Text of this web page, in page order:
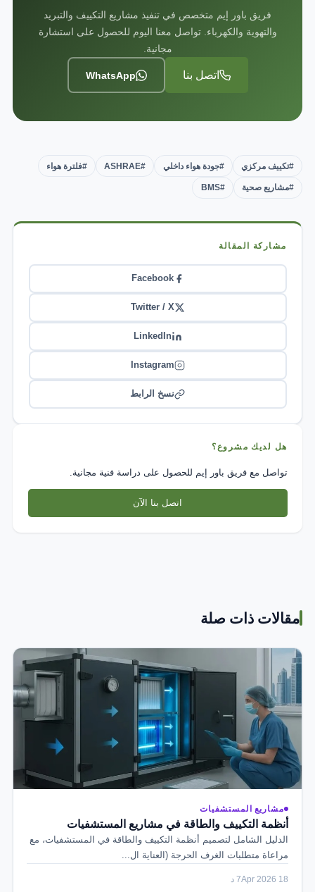
فريق باور إيم متخصص في تنفيذ مشاريع التكييف والتبريد
والتهوية والكهرباء. تواصل معنا اليوم للحصول على استشارة
مجانية.
اتصل بنا WhatsApp
#تكييف مركزي #جودة هواء داخلي #ASHRAE #فلترة هواء
#مشاريع صحية #BMS
مشاركة المقالة
Facebook
Twitter / X
LinkedIn
Instagram
نسخ الرابط
هل لديك مشروع؟
تواصل مع فريق باور إيم للحصول على دراسة فنية مجانية.
اتصل بنا الآن
مقالات ذات صلة
مشاريع المستشفيات
أنظمة التكييف والطاقة في مشاريع المستشفيات
الدليل الشامل لتصميم أنظمة التكييف والطاقة في المستشفيات، مع
مراعاة متطلبات الغرف الحرجة (العناية ال...
18 Apr 2026 7 د